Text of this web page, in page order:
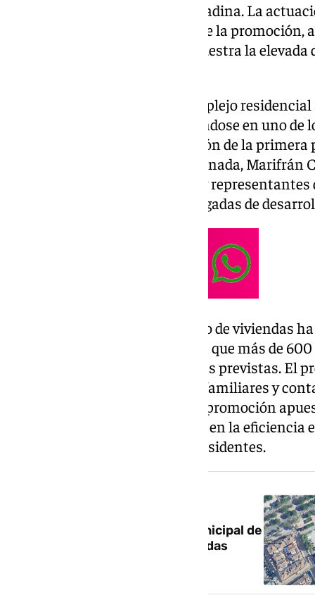
últimos años en la capital granadina. La
alcanzado por la primera fase de la promoción,
en plena ejecución, lo que demuestra la
Con esta segunda etapa, el complejo
viviendas protegidas, convirtiéndose en uno de
de la ciudad. El acto de colocación de la
presencia de la alcaldesa de Granada, Marifrán
Urbanismo, Enrique Catalina; y
ALBA REIM y Up Project, encargadas de
La elevada demanda de este tipo de viviendas
despertado por la nueva fase, ya que más de
acceder a alguna de las viviendas previstas. El
responder a diferentes perfiles familiares y
cuatro dormitorios. Además, la promoción
moderno y sostenible, centrado en la eficiencia
calidad de vida de sus futuros residentes.
Granada impulsa un parque municipal de
VPO de alquiler para 565 viviendas